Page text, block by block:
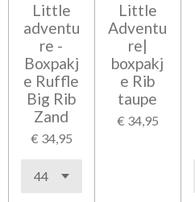
Little
adventu
re -
Boxpakj
e Ruffle
Big Rib
Zand
€ 34,95
Little
Adventu
re|
boxpakj
e Rib
taupe
€ 34,95